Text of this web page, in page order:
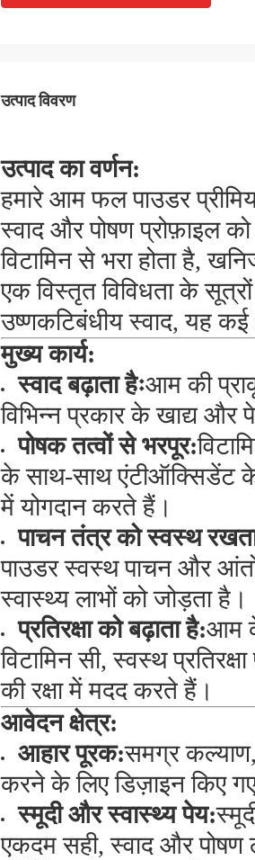
उत्पाद विवरण
उत्पाद का वर्णन:
हमारे आम फल पाउडर
स्वाद और पोषण प्रोफ़ाइल
विटामिन से भरा होता है,
एक विस्तृत विविधता के
उष्णकटिबंधीय स्वाद, यह
मुख्य कार्य:
स्वाद बढ़ाता हैःआम की
विभिन्न प्रकार के खाद्य और
पोषक तत्वों से भरपूर:
के साथ-साथ एंटीऑक्सिडेंट
में योगदान करते हैं।
पाचन तंत्र को स्वस्थ
पाउडर स्वस्थ पाचन और
स्वास्थ्य लाभों को जोड़ता है।
प्रतिरक्षा को बढ़ाता है:आम
विटामिन सी, स्वस्थ
की रक्षा में मदद करते हैं।
आवेदन क्षेत्र:
आहार पूरक:समग्र कल्याण,
करने के लिए डिज़ाइन किए
स्मूदी और स्वास्थ्य पेय:
एकदम सही, स्वाद और पोषण